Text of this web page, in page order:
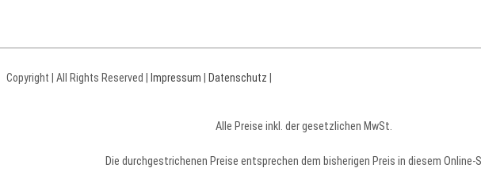
Copyright | All Rights Reserved | Impressum Datenschutz
Alle Preise inkl. der gesetzlichen MwSt.
Die durchgestrichenen Preise entsprechen dem bisherigen Preis in diesem Online-